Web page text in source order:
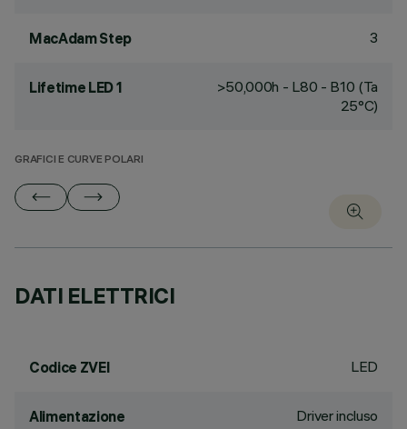
MacAdam Step 3
Lifetime LED 1
>50,000h - L80 - B10 (Ta
25°C)
GRAFICI E CURVE POLARI
DATI ELETTRICI
Codice ZVEI LED
Alimentazione Driver incluso